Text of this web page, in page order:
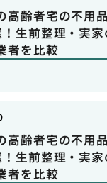
高齢者宅の不用
生前整理・実家
者を比較
高齢者宅の不用
生前整理・実家
者を比較